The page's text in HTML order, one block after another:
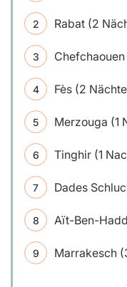
Rabat (2
Fès (2
Merzouga (1
Tinghir (1
Dades
Aït-Ben-
Marrakesch